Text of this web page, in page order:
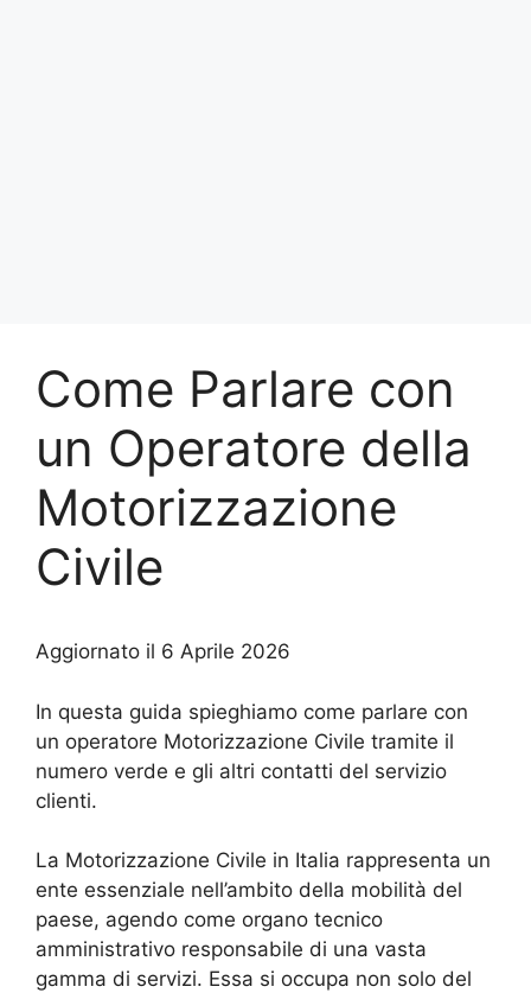
Come Parlare con
un Operatore della
Motorizzazione
Civile
Aggiornato il 6 Aprile 2026
In questa guida spieghiamo come parlare con
un operatore Motorizzazione Civile tramite il
numero verde e gli altri contatti del servizio
clienti.
La Motorizzazione Civile in Italia rappresenta un
ente essenziale nell’ambito della mobilità del
paese, agendo come organo tecnico
amministrativo responsabile di una vasta
gamma di servizi. Essa si occupa non solo del